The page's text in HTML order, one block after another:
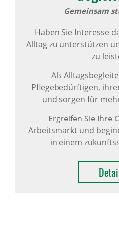
Gemeinsam
Haben Sie Interesse
Alltag zu unterstützen
zu
Als
Pflegebedürftigen,
und sorgen für
Ergreifen Sie Ihre
Arbeitsmarkt und
in einem